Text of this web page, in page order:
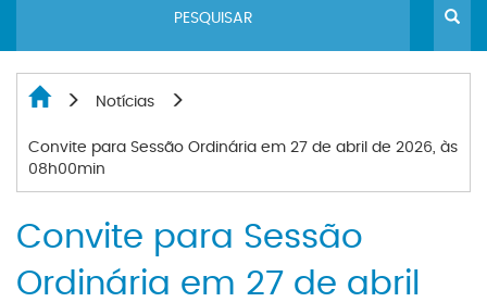
Notícias
Convite para Sessão Ordinária em 27 de abril de 2026, às
08h00min
Convite para Sessão
Ordinária em 27 de abril